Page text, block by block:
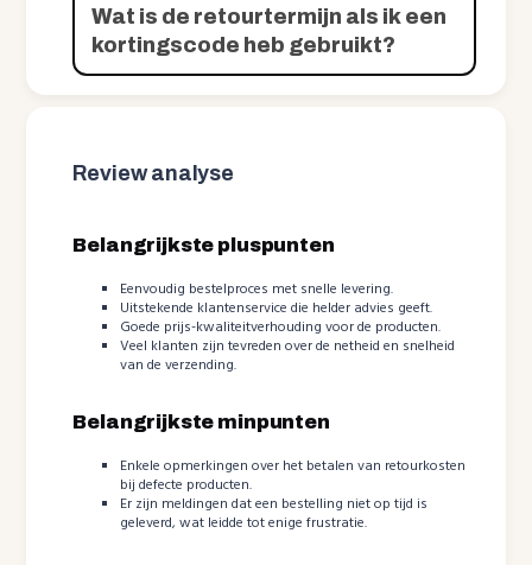
Wat is de retourtermijn als ik een
kortingscode heb gebruikt?
Review analyse
Belangrijkste pluspunten
Eenvoudig bestelproces met snelle levering.
Uitstekende klantenservice die helder advies geeft.
Goede prijs-kwaliteitverhouding voor de producten.
Veel klanten zijn tevreden over de netheid en snelheid
van de verzending.
Belangrijkste minpunten
Enkele opmerkingen over het betalen van retourkosten
bij defecte producten.
Er zijn meldingen dat een bestelling niet op tijd is
geleverd, wat leidde tot enige frustratie.